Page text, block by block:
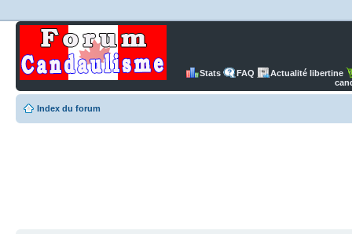
Stats FAQ
Actualité libertine
Index du forum